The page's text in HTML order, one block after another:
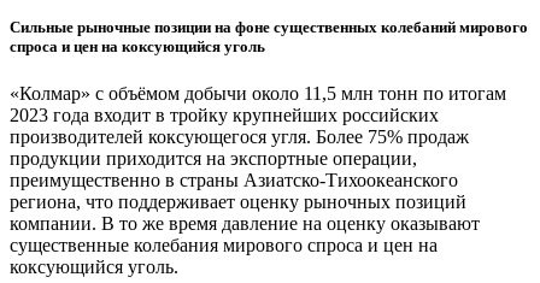
Сильные рыночные позиции на фоне существенных колебаний мирового
спроса и цен на коксующийся уголь
«Колмар» с объёмом добычи около 11,5 млн тонн по итогам
2023 года входит в тройку крупнейших российских
производителей коксующегося угля. Более 75% продаж
продукции приходится на экспортные операции,
преимущественно в страны Азиатско-Тихоокеанского
региона, что поддерживает оценку рыночных позиций
компании. В то же время давление на оценку оказывают
существенные колебания мирового спроса и цен на
коксующийся уголь.